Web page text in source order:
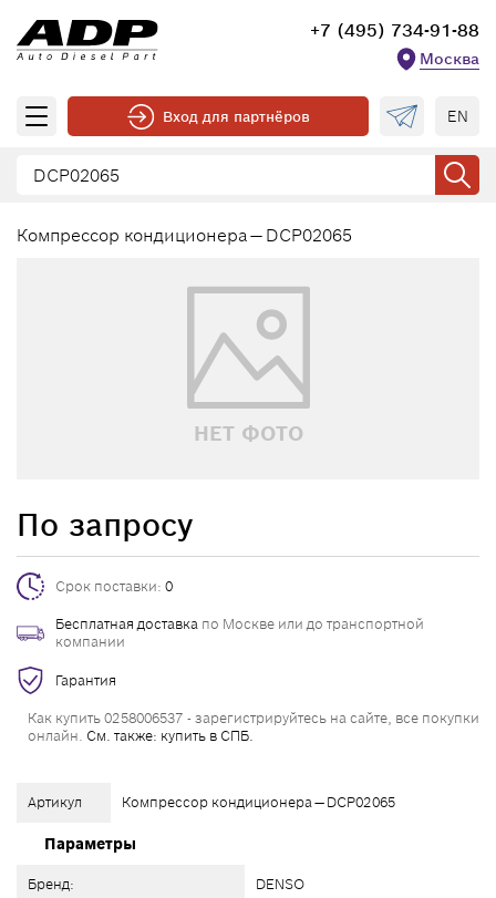
+7 (495) 734-91-88
Москва
Вход для партнёров EN
Компрессор кондиционера — DCP02065
НЕТ ФОТО
Артикул Компрессор кондиционера — DCP02065
Параметры
Бренд: DENSO
По запросу
Срок поставки: 0
Бесплатная доставка по Москве или до транспортной
компании
Гарантия
Как купить 0258006537 - зарегистрируйтесь на сайте, все покупки
онлайн. См. также: купить в СПБ.